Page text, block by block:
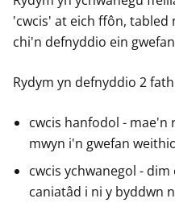
w
'cwcis' at eich ffôn,
chi'n defnyddio ein
Rydym yn defnyddio 2
cwcis hanfodol -
mwyn i'n gwefan
cwcis ychwanegol -
caniatâd i ni y byddwn